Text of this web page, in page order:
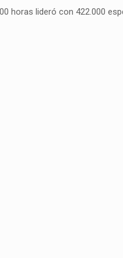
horas lideró con 422.000